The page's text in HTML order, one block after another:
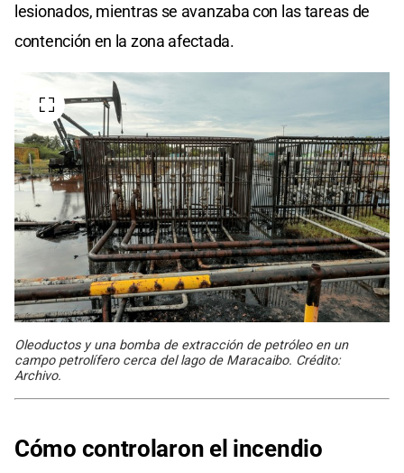
lesionados, mientras se avanzaba con las tareas de
contención en la zona afectada.
Oleoductos y una bomba de extracción de petróleo en un
campo petrolífero cerca del lago de Maracaibo. Crédito:
Archivo.
Cómo controlaron el incendio